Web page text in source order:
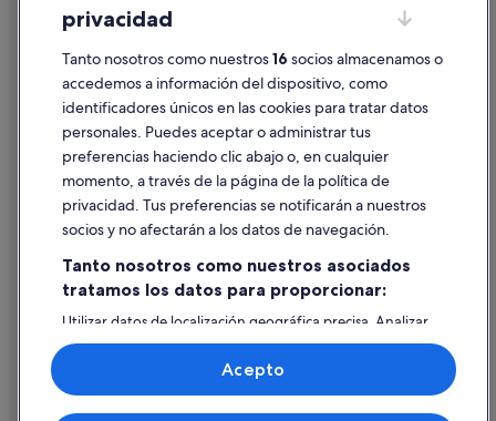
Información legal/contacto
Pautas sobre el contenido y cómo denunciar contenido
Ayuda
Cancelar un vuelo
Cancelar una reserva de hotel o de un alquiler vacacional
Utilizar un cupón de Expedia
Documentos para viajes internacionales
privacidad
Tanto nosotros como nuestros16 socios almacenamos o
accedemos a información del dispositivo, como
identificadores únicos en las cookies para tratar datos
personales. Puedes aceptar o administrar tus
preferencias haciendo clic abajo o, en cualquier
momento, a través de la página de la política de
privacidad. Tus preferencias se notificarán a nuestros
socios y no afectarán a los datos de navegación.
Tanto nosotros como nuestros asociados
tratamos los datos para proporcionar:
Utilizar datos de localización geográfica precisa. Analizar
activamente las características del dispositivo para su
identificación. Almacenar la información en un dispositivo
y/o acceder a ella. Publicidad y contenido personalizados,
medición de publicidad y contenido, investigación de
audiencia y desarrollo de servicios.
Acepto